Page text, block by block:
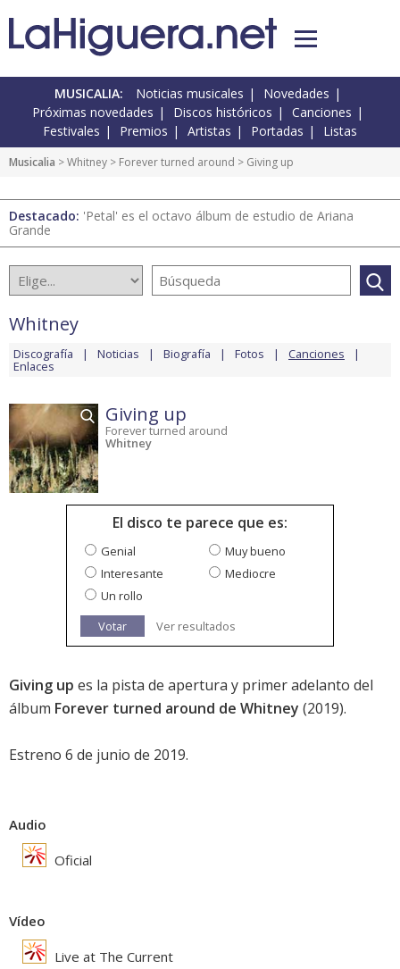
MUSICALIA: Noticias musicales
Novedades
Próximas novedades
Discos históricos
Canciones
Festivales
Premios Artistas Portadas Listas
Musicalia >Whitney > Forever turned around > Giving up
Destacado: 'Petal' es el octavo álbum de estudio de Ariana
Grande
Whitney
Discografía Noticias Biografía Fotos Canciones
Enlaces
Giving up
Forever turned around
Whitney
El disco te parece que es:
Genial
Muy bueno
Interesante
Mediocre
Un rollo
Votar
Ver resultados
Giving up es la pista de apertura y primer adelanto del
álbum Forever turned around de Whitney (2019).
Estreno 6 de junio de 2019.
Audio
Oficial
Vídeo
Live at The Current